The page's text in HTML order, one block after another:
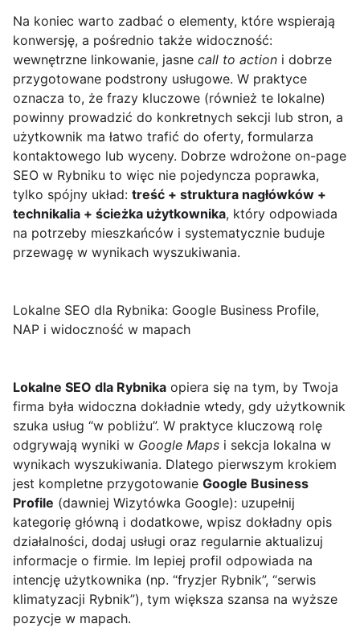
Na koniec warto zadbać o elementy, które wspierają
konwersję, a pośrednio także widoczność:
wewnętrzne linkowanie, jasne call to action i dobrze
przygotowane podstrony usługowe. W praktyce
oznacza to, że frazy kluczowe (również te lokalne)
powinny prowadzić do konkretnych sekcji lub stron, a
użytkownik ma łatwo trafić do oferty, formularza
kontaktowego lub wyceny. Dobrze wdrożone on-page
SEO w Rybniku to więc nie pojedyncza poprawka,
tylko spójny układ: treść + struktura nagłówków +
technikalia + ścieżka użytkownika, który odpowiada
na potrzeby mieszkańców i systematycznie buduje
przewagę w wynikach wyszukiwania.
Lokalne SEO dla Rybnika: Google Business Profile,
NAP i widoczność w mapach
Lokalne SEO dla Rybnika opiera się na tym, by Twoja
firma była widoczna dokładnie wtedy, gdy użytkownik
szuka usług “w pobliżu”. W praktyce kluczową rolę
odgrywają wyniki w Google Maps i sekcja lokalna w
wynikach wyszukiwania. Dlatego pierwszym krokiem
jest kompletne przygotowanie Google Business
Profile (dawniej Wizytówka Google): uzupełnij
kategorię główną i dodatkowe, wpisz dokładny opis
działalności, dodaj usługi oraz regularnie aktualizuj
informacje o firmie. Im lepiej profil odpowiada na
intencję użytkownika (np. “fryzjer Rybnik”, “serwis
klimatyzacji Rybnik”), tym większa szansa na wyższe
pozycje w mapach.